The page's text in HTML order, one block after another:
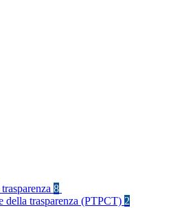
8
della trasparenza (PTPCT) 2